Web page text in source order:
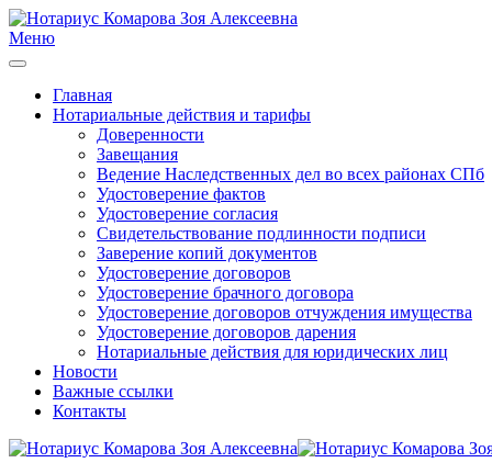
Меню
Главная
Нотариальные действия и тарифы
Доверенности
Завещания
Ведение Наследственных дел во всех районах СПб
Удостоверение фактов
Удостоверение согласия
Свидетельствование подлинности подписи
Заверение копий документов
Удостоверение договоров
Удостоверение брачного договора
Удостоверение договоров отчуждения имущества
Удостоверение договоров дарения
Нотариальные действия для юридических лиц
Новости
Важные ссылки
Контакты